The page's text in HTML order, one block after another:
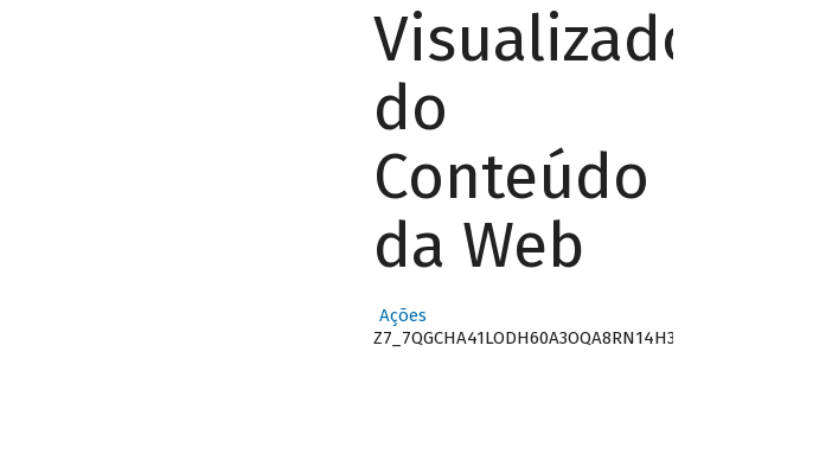
Visualizador
do
Conteúdo
da Web
Ações
Z7_7QGCHA41LODH60A3OQA8RN14H3